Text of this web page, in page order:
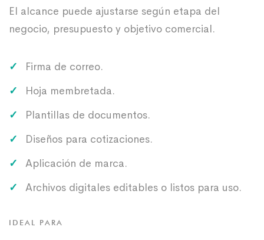
El alcance puede ajustarse según etapa del
negocio, presupuesto y objetivo comercial.
Firma de correo.
Hoja membretada.
Plantillas de documentos.
Diseños para cotizaciones.
Aplicación de marca.
Archivos digitales editables o listos para uso.
IDEAL PARA